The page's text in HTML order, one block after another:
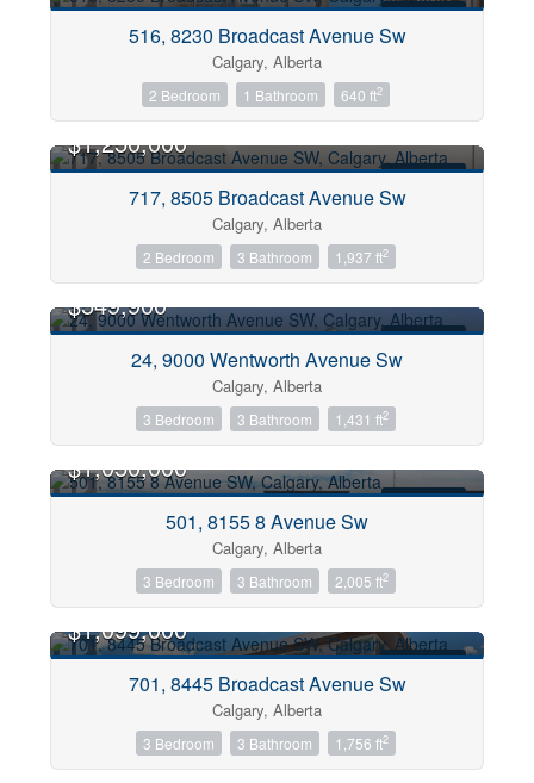
Business Type
Transaction Type
Building Type
Construction Style
Bathrooms
516, 8230 Broadcast Avenue Sw
Calgary, Alberta
2 Bedroom 1 Bathroom 640 ft2
$1,250,000
717, 8505 Broadcast Avenue Sw
Calgary, Alberta
2 Bedroom 3 Bathroom 1,937 ft2
$549,900
24, 9000 Wentworth Avenue Sw
Calgary, Alberta
3 Bedroom 3 Bathroom 1,431 ft2
$1,050,000
501, 8155 8 Avenue Sw
Calgary, Alberta
3 Bedroom 3 Bathroom 2,005 ft2
$1,099,000
701, 8445 Broadcast Avenue Sw
Calgary, Alberta
3 Bedroom 3 Bathroom 1,756 ft2